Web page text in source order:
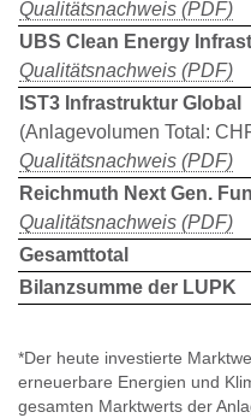
Qualitätsnachweis (PDF)
UBS Clean Energy
Qualitätsnachweis (PDF)
IST3 Infrastruktur Global
(Anlagevolumen Total:
Qualitätsnachweis (PDF)
Reichmuth Next Gen.
Qualitätsnachweis (PDF)
Gesamttotal
Bilanzsumme der LUPK
*Der heute investierte
erneuerbare Energien und
gesamten Marktwerts der